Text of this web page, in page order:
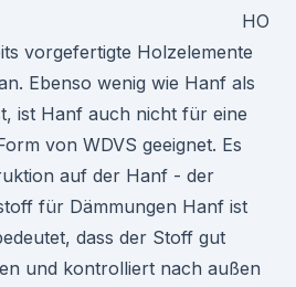
HO
vorgefertigte Holzelemente
Ebenso wenig wie Hanf als
ist Hanf auch nicht für eine
von WDVS geeignet. Es
auf der Hanf - der
für Dämmungen Hanf ist
dass der Stoff gut
und kontrolliert nach außen